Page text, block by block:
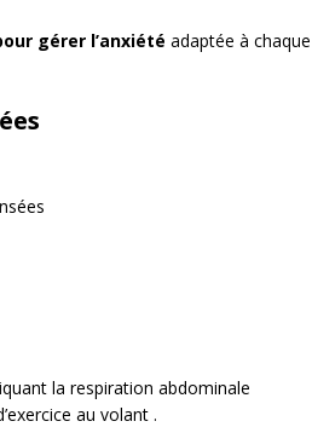
gérer l’anxiété adaptée à chaque
la respiration abdominale
au volant .